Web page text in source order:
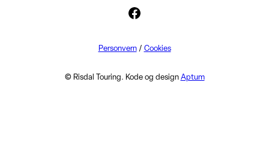
Facebook
Personvern/ Cookies
© Risdal Touring. Kode og design Aptum